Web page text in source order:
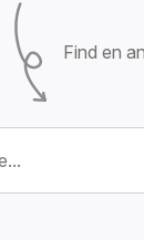
Find en